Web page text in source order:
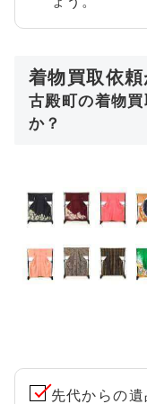
着物買取依頼
古殿町の着物
か？
先代からの